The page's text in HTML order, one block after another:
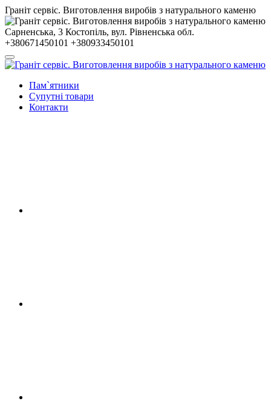
Гранiт сервiс. Виготовлення виробів з натурального каменю
Сарненська, 3 Костопiль, вул. Рiвненська обл.
+380671450101 +380933450101
Пам`ятники
Супутні товари
Контакти